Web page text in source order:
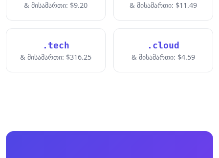
& მისამართი: $9.20 & მისამართი: $11.49
.tech
& მისამართი: $316.25
.cloud
& მისამართი: $4.59